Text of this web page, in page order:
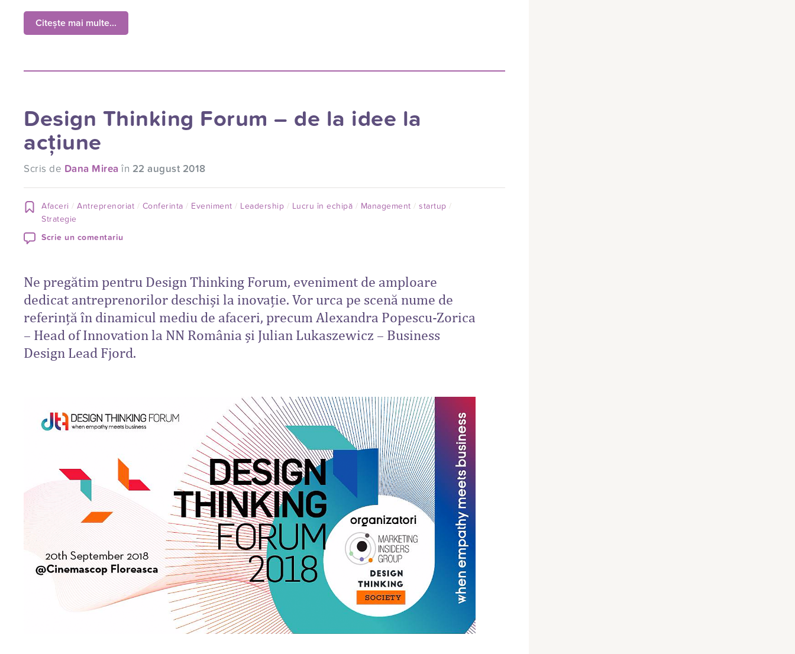
Citește mai multe...
Design Thinking Forum – de la idee la
acțiune
Scris de Dana Mirea în 22 august 2018
Afaceri Antreprenoriat Conferinta Eveniment Leadership Lucru în echipă Management
startup
Strategie
Scrie un comentariu
Ne pregătim pentru Design Thinking Forum, eveniment de amploare
dedicat antreprenorilor deschiși la inovație. Vor urca pe scenă nume de
referință în dinamicul mediu de afaceri, precum Alexandra Popescu-Zorica
– Head of Innovation la NN România și Julian Lukaszewicz – Business
Design Lead Fjord.